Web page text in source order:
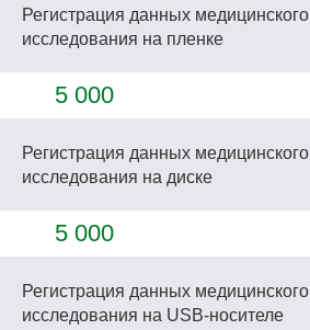
Регистрация данных медицинского
исследования на пленке
5 000
Регистрация данных медицинского
исследования на диске
5 000
Регистрация данных медицинского
исследования на USB-носителе